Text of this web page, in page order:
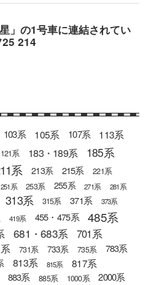
103系 105系 107系 113系
121系 183・189系 185系
系 213系 215系 221系
251系 253系 255系 271系
281系
313系 315系 371系 373系
419系 455・475系 485系
681・683系 701系
731系 733系 735系 783系
813系 815系 817系
883系 885系 1000系 2000系